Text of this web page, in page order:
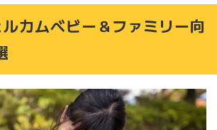
カムベビー＆ファミリー向